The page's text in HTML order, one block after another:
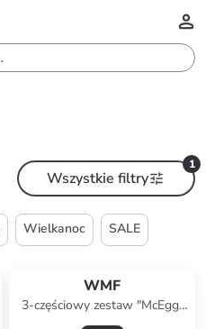
1
Wszystkie filtry
Wielkanoc SALE
WMF
3-częściowy zestaw "McEgg"
w kolorze różowym na jajko